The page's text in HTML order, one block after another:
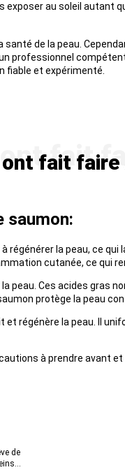
exposer au soleil autant
santé de la peau.
professionnel
fiable et expérimenté.
fait faire
saumon:
régénérer la peau, ce
cutanée, ce qui
peau. Ces acides gras
protège la peau
et régénère la peau. Il
à prendre avant
de